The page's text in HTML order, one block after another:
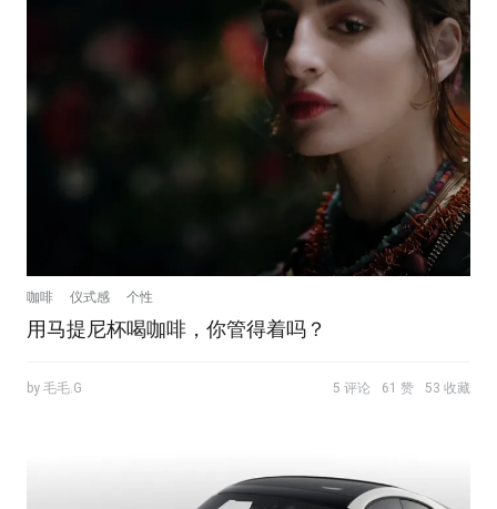
咖啡 仪式感 个性
用马提尼杯喝咖啡，你管得着吗？
by 毛毛.G 5 评论 61 赞 53 收藏